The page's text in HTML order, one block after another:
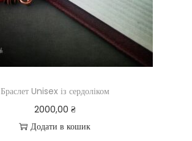
Браслет Unisex із сердоліком
2000,00 ₴
Додати в кошик